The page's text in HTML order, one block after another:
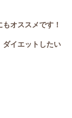
オススメです！
ダイエットしたい